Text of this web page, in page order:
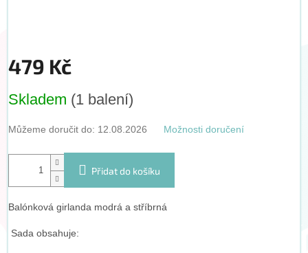
479 Kč
cena:
Skladem (1 balení)
Můžeme doručit do: 12.08.2026 Možnosti doručení
Přidat do košíku
Balónková girlanda modrá a stříbrná
Sada obsahuje: